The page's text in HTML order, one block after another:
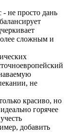
- не просто дань
сложным и
не
красиво, но
горячее
добавить